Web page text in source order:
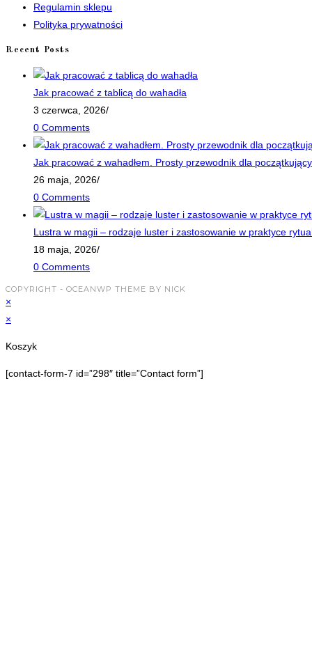
new
tab
Regulamin sklepu
Polityka prywatności
Recent Posts
Jak pracować z tablicą do wahadła
3 czerwca, 2026/
0 Comments
Jak pracować z wahadłem. Prosty przewodnik dla
26 maja, 2026/
0 Comments
Lustra w magii – rodzaje luster i zastosowanie w praktyce
18 maja, 2026/
0 Comments
COPYRIGHT - OCEANWP THEME BY NICK
×
×
Koszyk
[contact-form-7 id=”298″ title=”Contact form”]